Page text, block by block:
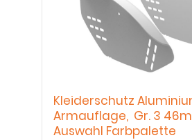
Kleiderschutz
Armauflage, Gr. 3
Auswahl Farbpalette